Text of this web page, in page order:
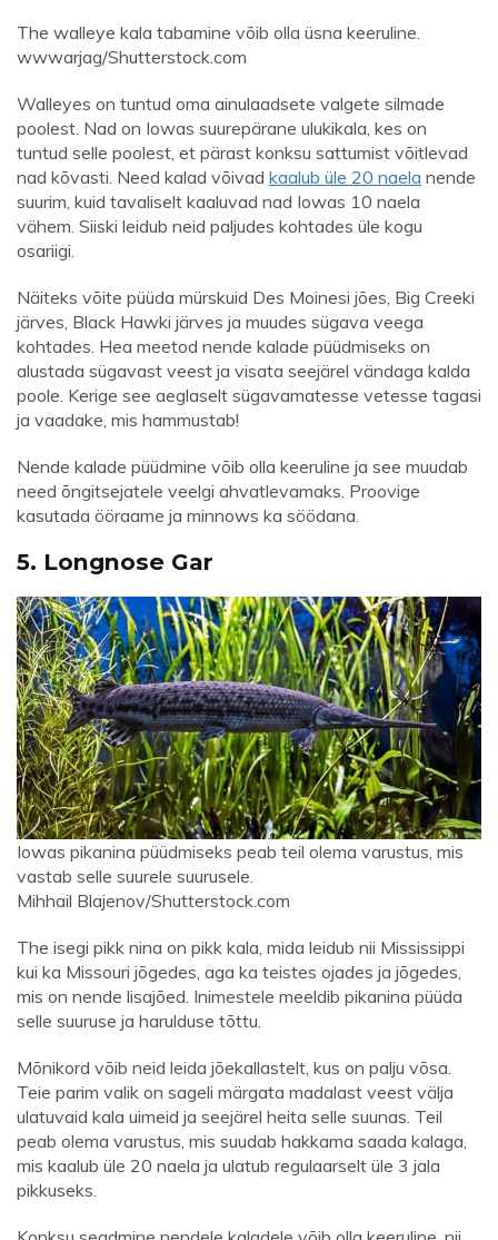
The walleye kala tabamine võib olla üsna keeruline.
wwwarjag/Shutterstock.com
Walleyes on tuntud oma ainulaadsete valgete silmade
poolest. Nad on Iowas suurepärane ulukikala, kes on
tuntud selle poolest, et pärast konksu sattumist võitlevad
nad kõvasti. Need kalad võivad kaalub üle 20 naela nende
suurim, kuid tavaliselt kaaluvad nad Iowas 10 naela
vähem. Siiski leidub neid paljudes kohtades üle kogu
osariigi.
Näiteks võite püüda mürskuid Des Moinesi jões, Big Creeki
järves, Black Hawki järves ja muudes sügava veega
kohtades. Hea meetod nende kalade püüdmiseks on
alustada sügavast veest ja visata seejärel vändaga kalda
poole. Kerige see aeglaselt sügavamatesse vetesse tagasi
ja vaadake, mis hammustab!
Nende kalade püüdmine võib olla keeruline ja see muudab
need õngitsejatele veelgi ahvatlevamaks. Proovige
kasutada ööraame ja minnows ka söödana.
5. Longnose Gar
Iowas pikanina püüdmiseks peab teil olema varustus, mis
vastab selle suurele suurusele.
Mihhail Blajenov/Shutterstock.com
The isegi pikk nina on pikk kala, mida leidub nii Mississippi
kui ka Missouri jõgedes, aga ka teistes ojades ja jõgedes,
mis on nende lisajõed. Inimestele meeldib pikanina püüda
selle suuruse ja harulduse tõttu.
Mõnikord võib neid leida jõekallastelt, kus on palju võsa.
Teie parim valik on sageli märgata madalast veest välja
ulatuvaid kala uimeid ja seejärel heita selle suunas. Teil
peab olema varustus, mis suudab hakkama saada kalaga,
mis kaalub üle 20 naela ja ulatub regulaarselt üle 3 jala
pikkuseks.